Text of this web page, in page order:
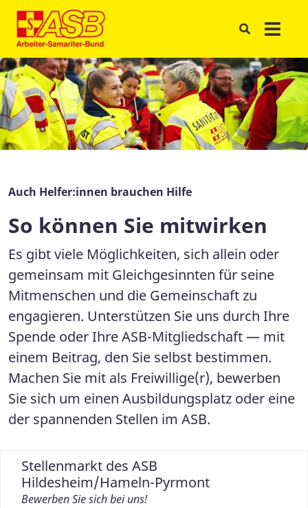
Auch Helfer:innen brauchen Hilfe
So können Sie mitwirken
Es gibt viele Möglichkeiten, sich allein oder
gemeinsam mit Gleichgesinnten für seine
Mitmenschen und die Gemeinschaft zu
engagieren. Unterstützen Sie uns durch Ihre
Spende oder Ihre ASB-Mitgliedschaft — mit
einem Beitrag, den Sie selbst bestimmen.
Machen Sie mit als Freiwillige(r), bewerben
Sie sich um einen Ausbildungsplatz oder eine
der spannenden Stellen im ASB.
Stellenmarkt des ASB
Hildesheim/Hameln-Pyrmont
Bewerben Sie sich bei uns!